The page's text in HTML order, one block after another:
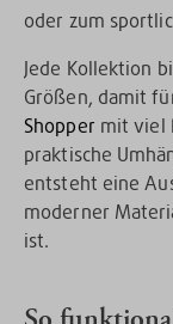
oder zum
Jede Kollektion
Größen, damit
Shopper mit viel
praktische
entsteht eine
moderner
ist.